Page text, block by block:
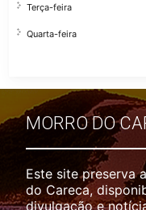
Terça-feira
Quarta-feira
MORRO DO
Este site preserva
do Careca,
divulgação e